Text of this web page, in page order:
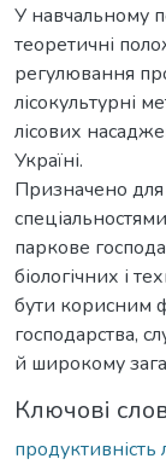
У навчальному
теоретичні
регулювання
лісокультурні
лісових
Україні.
Призначено для
паркове
біологічних і
бути корисним
господарства,
й широкому
Ключові
продуктивність